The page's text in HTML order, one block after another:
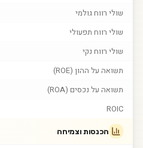
שולי רווח גולמי
שולי רווח תפעולי
שולי רווח נקי
תשואה על ההון (ROE)
תשואה על נכסים (ROA)
ROIC
הכנסות וצמיחה